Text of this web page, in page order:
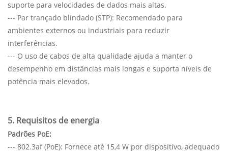
suporte para velocidades de dados mais altas.
--- Par trançado blindado (STP): Recomendado para
ambientes externos ou industriais para reduzir
interferências.
--- O uso de cabos de alta qualidade ajuda a manter o
desempenho em distâncias mais longas e suporta níveis de
potência mais elevados.
5. Requisitos de energia
Padrões PoE:
--- 802.3af (PoE): Fornece até 15,4 W por dispositivo, adequado